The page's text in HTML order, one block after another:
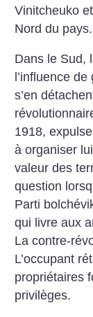
Vinitcheuko
Nord du pays.
Dans le Sud,
l’influence
s’en
1918,
à organiser
valeur des
question
Parti
qui livre aux
La contre-
L’occupant
propriétaires
privilèges.